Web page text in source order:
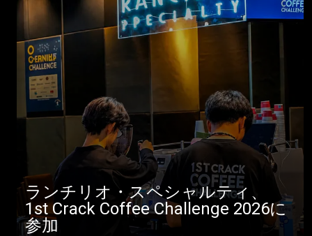
ランチリオ・スペシャルティ、
1st Crack Coffee Challenge 2026に
参加
製品情報
ニュース
ダウンロード
もっと見る